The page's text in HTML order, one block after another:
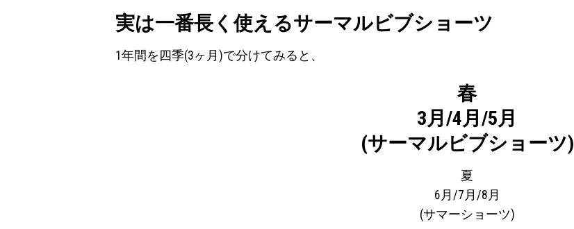
実は一番長く使えるサーマルビブショーツ
1年間を四季(3ヶ月)で分けてみると、
春
3月/4月/5月
(サーマルビブショーツ)
夏
6月/7月/8月
(サマーショーツ)